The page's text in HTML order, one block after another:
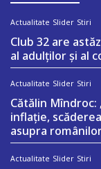
Actualitate Slider Stiri
Club 32 are
al adulților și al
Actualitate Slider Stiri
Cătălin
inflație,
asupra
Actualitate Slider Stiri